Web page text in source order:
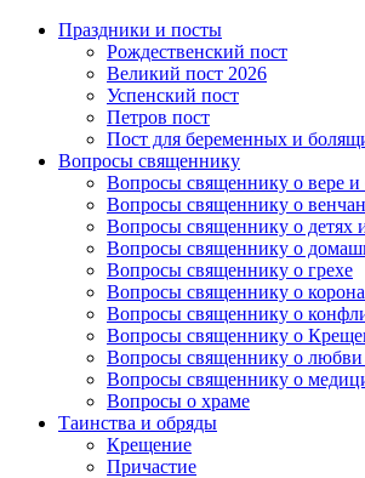
Праздники и посты
Рождественский пост
Великий пост 2026
Успенский пост
Петров пост
Пост для беременных и
Вопросы священнику
Вопросы священнику о вере и
Вопросы священнику о
Вопросы священнику о детях
Вопросы священнику о
Вопросы священнику о грехе
Вопросы священнику о
Вопросы священнику о
Вопросы священнику о
Вопросы священнику о
Вопросы священнику о
Вопросы о храме
Таинства и обряды
Крещение
Причастие